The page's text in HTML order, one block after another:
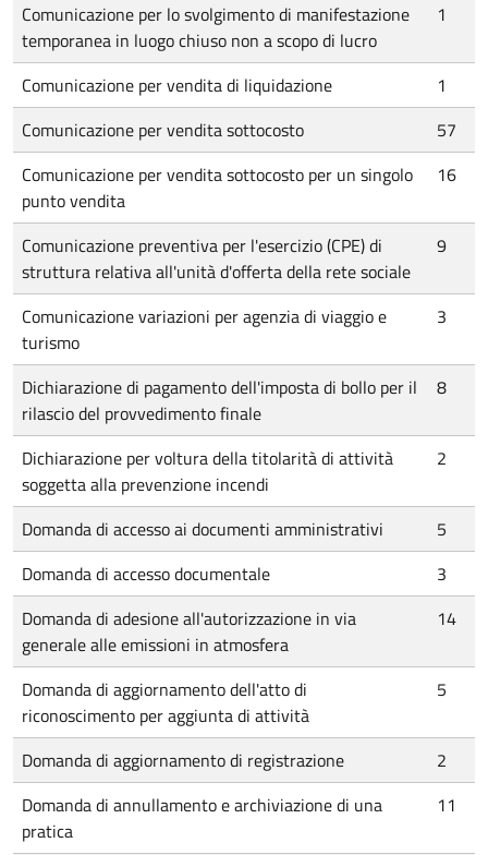
Comunicazione per lo svolgimento di manifestazione
temporanea in luogo chiuso non a scopo di lucro
1
Comunicazione per vendita di liquidazione
1
Comunicazione per vendita sottocosto
57
Comunicazione per vendita sottocosto per un singolo
punto vendita
16
Comunicazione preventiva per l'esercizio (CPE) di
struttura relativa all'unità d'offerta della rete sociale
9
Comunicazione variazioni per agenzia di viaggio e
turismo
3
Dichiarazione di pagamento dell'imposta di bollo per il
rilascio del provvedimento finale
8
Dichiarazione per voltura della titolarità di attività
soggetta alla prevenzione incendi
2
Domanda di accesso ai documenti amministrativi
5
Domanda di accesso documentale
3
Domanda di adesione all'autorizzazione in via
generale alle emissioni in atmosfera
14
Domanda di aggiornamento dell'atto di
riconoscimento per aggiunta di attività
5
Domanda di aggiornamento di registrazione
2
Domanda di annullamento e archiviazione di una
pratica
11